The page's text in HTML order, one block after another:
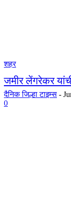
शहर
जमीर लेंगरेकर
दैनिक जिल्हा टाइम्स -
0